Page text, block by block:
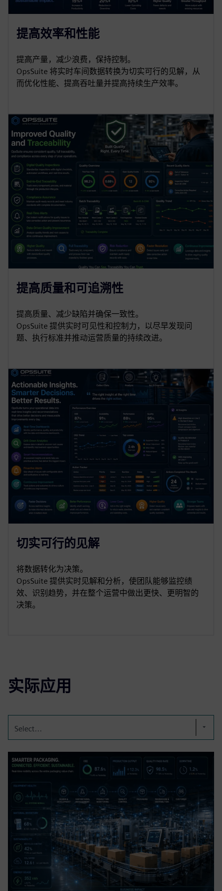
提高效率和性能
提高产量，减少浪费，保持控制。
OpsSuite 将实时车间数据转换为切实可行的见解，从
而优化性能、提高吞吐量并提高持续生产效率。
提高质量和可追溯性
提高质量、减少缺陷并确保一致性。
OpsSuite 提供实时可见性和控制力，以尽早发现问
题、执行标准并推动运营质量的持续改进。
切实可行的见解
将数据转化为决策。
OpsSuite 提供实时见解和分析，使团队能够监控绩
效、识别趋势，并在整个运营中做出更快、更明智的
决策。
实际应用
Select...